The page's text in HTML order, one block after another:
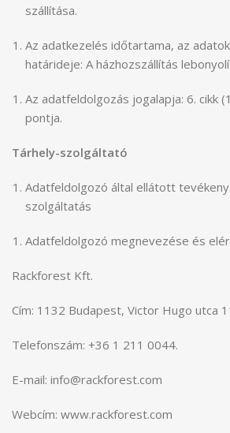
szállítása.
Az adatkezelés időtartama, az
határideje: A házhozszállítás
Az adatfeldolgozás jogalapja: 6. cikk
pontja.
Tárhely-szolgáltató
Adatfeldolgozó által ellátott
szolgáltatás
Adatfeldolgozó megnevezése és
Rackforest Kft.
Cím: 1132 Budapest, Victor Hugo utca
Telefonszám: +36 1 211 0044.
E-mail: info@rackforest.com
Webcím: www.rackforest.com